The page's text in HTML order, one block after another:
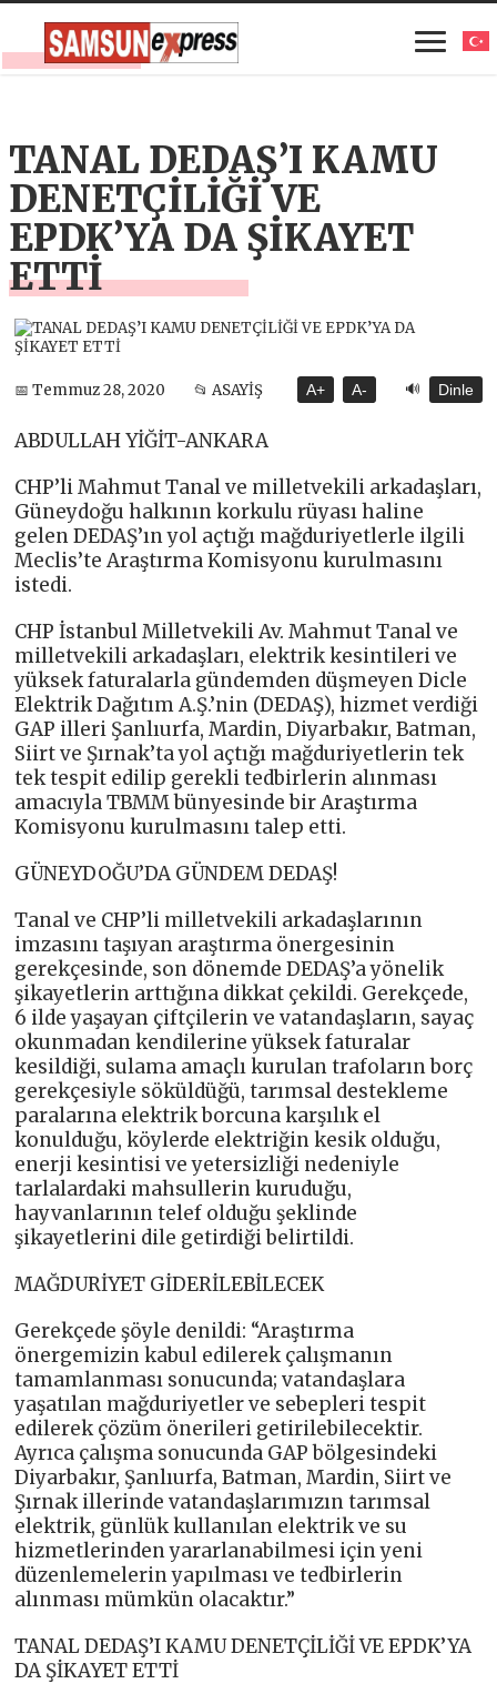
TANAL DEDAŞ’I KAMU
DENETÇİLİĞİ VE
EPDK’YA DA ŞİKAYET
ETTİ
📅 Temmuz 28, 2020 📂 ASAYİŞ A+ A- 🔊 Dinle
ABDULLAH YİĞİT-ANKARA
CHP’li Mahmut Tanal ve milletvekili arkadaşları,
Güneydoğu halkının korkulu rüyası haline
gelen DEDAŞ’ın yol açtığı mağduriyetlerle ilgili
Meclis’te Araştırma Komisyonu kurulmasını
istedi.
CHP İstanbul Milletvekili Av. Mahmut Tanal ve
milletvekili arkadaşları, elektrik kesintileri ve
yüksek faturalarla gündemden düşmeyen Dicle
Elektrik Dağıtım A.Ş.’nin (DEDAŞ), hizmet verdiği
GAP illeri Şanlıurfa, Mardin, Diyarbakır, Batman,
Siirt ve Şırnak’ta yol açtığı mağduriyetlerin tek
tek tespit edilip gerekli tedbirlerin alınması
amacıyla TBMM bünyesinde bir Araştırma
Komisyonu kurulmasını talep etti.
GÜNEYDOĞU’DA GÜNDEM DEDAŞ!
Tanal ve CHP’li milletvekili arkadaşlarının
imzasını taşıyan araştırma önergesinin
gerekçesinde, son dönemde DEDAŞ’a yönelik
şikayetlerin arttığına dikkat çekildi. Gerekçede,
6 ilde yaşayan çiftçilerin ve vatandaşların, sayaç
okunmadan kendilerine yüksek faturalar
kesildiği, sulama amaçlı kurulan trafoların borç
gerekçesiyle söküldüğü, tarımsal destekleme
paralarına elektrik borcuna karşılık el
konulduğu, köylerde elektriğin kesik olduğu,
enerji kesintisi ve yetersizliği nedeniyle
tarlalardaki mahsullerin kuruduğu,
hayvanlarının telef olduğu şeklinde
şikayetlerini dile getirdiği belirtildi.
MAĞDURİYET GİDERİLEBİLECEK
Gerekçede şöyle denildi: “Araştırma
önergemizin kabul edilerek çalışmanın
tamamlanması sonucunda; vatandaşlara
yaşatılan mağduriyetler ve sebepleri tespit
edilerek çözüm önerileri getirilebilecektir.
Ayrıca çalışma sonucunda GAP bölgesindeki
Diyarbakır, Şanlıurfa, Batman, Mardin, Siirt ve
Şırnak illerinde vatandaşlarımızın tarımsal
elektrik, günlük kullanılan elektrik ve su
hizmetlerinden yararlanabilmesi için yeni
düzenlemelerin yapılması ve tedbirlerin
alınması mümkün olacaktır.”
TANAL DEDAŞ’I KAMU DENETÇİLİĞİ VE EPDK’YA
DA ŞİKAYET ETTİ